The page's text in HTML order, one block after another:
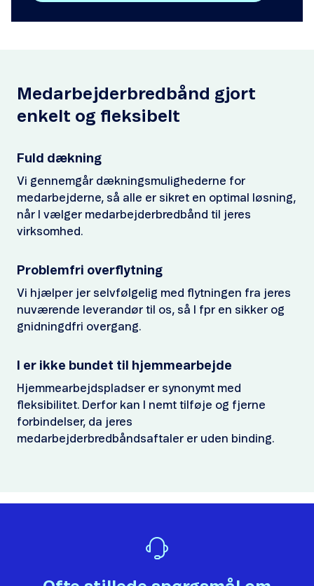
Medarbejderbredbånd gjort
enkelt og fleksibelt
Fuld dækning
Vi gennemgår dækningsmulighederne for
medarbejderne, så alle er sikret en optimal løsning,
når I vælger medarbejderbredbånd til jeres
virksomhed.
Problemfri overflytning
Vi hjælper jer selvfølgelig med flytningen fra jeres
nuværende leverandør til os, så I fpr en sikker og
gnidningdfri overgang.
I er ikke bundet til hjemmearbejde
Hjemmearbejdspladser er synonymt med
fleksibilitet. Derfor kan I nemt tilføje og fjerne
forbindelser, da jeres
medarbejderbredbåndsaftaler er uden binding.